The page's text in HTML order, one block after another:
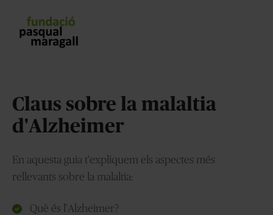
Claus sobre la malaltia
d'Alzheimer
En aquesta guia t'expliquem els aspectes més
rellevants sobre la malaltia:
Què és l'Alzheimer?